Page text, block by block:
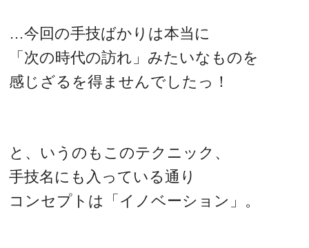
…今回の手技ばかりは本当に
「次の時代の訪れ」みたいなものを
感じざるを得ませんでしたっ！
と、いうのもこのテクニック、
手技名にも入っている通り
コンセプトは「イノベーション」。